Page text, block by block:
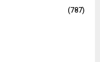
(787)